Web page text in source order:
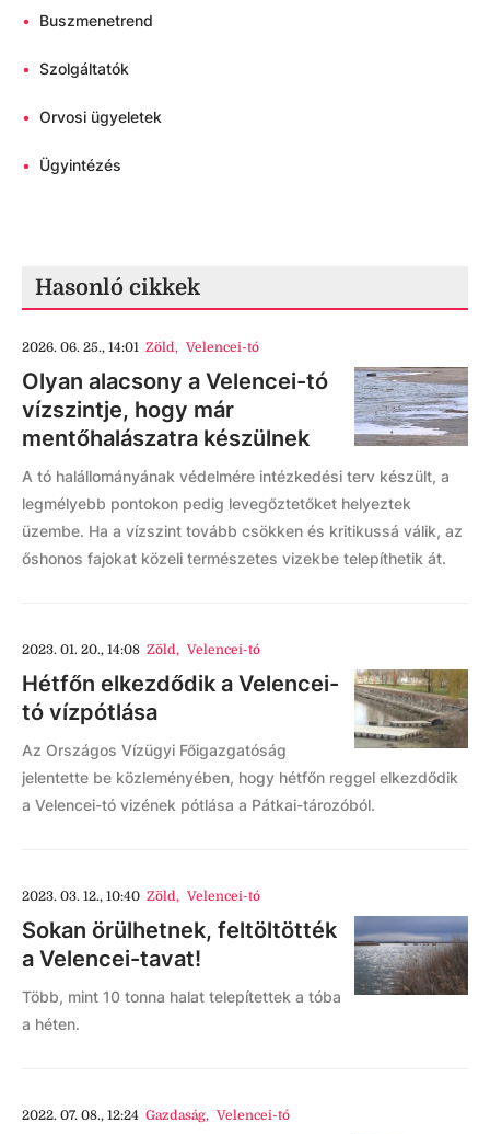
• Buszmenetrend
• Szolgáltatók
• Orvosi ügyeletek
• Ügyintézés
Hasonló cikkek
2026. 06. 25., 14:01 Zöld, Velencei-tó
Olyan alacsony a Velencei-tó
vízszintje, hogy már
mentőhalászatra készülnek
A tó halállományának védelmére intézkedési terv készült, a
legmélyebb pontokon pedig levegőztetőket helyeztek
üzembe. Ha a vízszint tovább csökken és kritikussá válik, az
őshonos fajokat közeli természetes vizekbe telepíthetik át.
2023. 01. 20., 14:08 Zöld, Velencei-tó
Hétfőn elkezdődik a Velencei-
tó vízpótlása
Az Országos Vízügyi Főigazgatóság
jelentette be közleményében, hogy hétfőn reggel elkezdődik
a Velencei-tó vizének pótlása a Pátkai-tározóból.
2023. 03. 12., 10:40 Zöld, Velencei-tó
Sokan örülhetnek, feltöltötték
a Velencei-tavat!
Több, mint 10 tonna halat telepítettek a tóba
a héten.
2022. 07. 08., 12:24 Gazdaság, Velencei-tó